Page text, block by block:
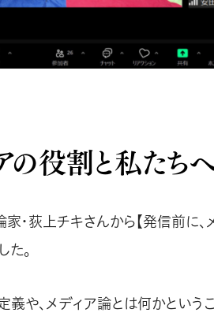
の役割と私たち
家・荻上チキさんから【発信前に
た。
義や、メディア論とは何かという